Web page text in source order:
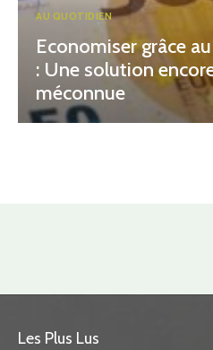
AU QUOTIDIEN
Economiser grâce
: Une solution
méconnue
Les Plus Lus